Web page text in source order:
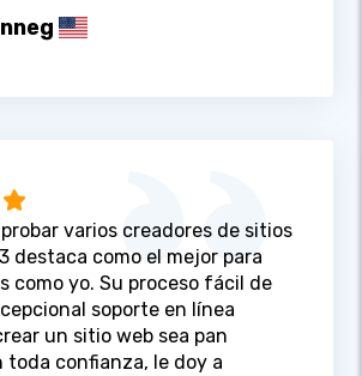
varios creadores de sitios
destaca como el mejor para
como yo. Su proceso fácil de
soporte en línea
un sitio web sea pan
toda confianza, le doy a